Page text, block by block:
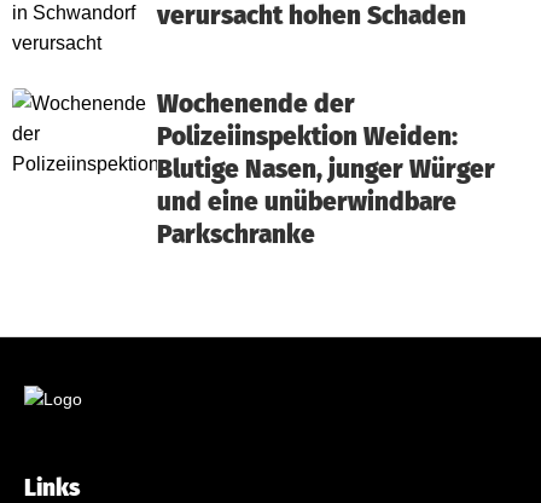
verursacht hohen Schaden
Wochenende der
Polizeiinspektion Weiden:
Blutige Nasen, junger Würger
und eine unüberwindbare
Parkschranke
Links